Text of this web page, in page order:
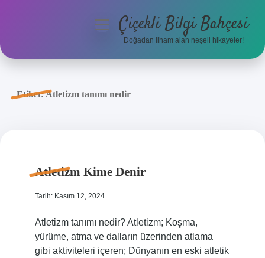
Anasayfa
menüyüÇiçekli Bilgi Bahçesi
Doğadan ilham alan neşeli hikayeler!
Etiket:Atletizm tanımı nedir
Atletizm Kime Denir
Tarih: Kasım 12, 2024
Atletizm tanımı nedir? Atletizm; Koşma,
yürüme, atma ve dalların üzerinden atlama
gibi aktiviteleri içeren; Dünyanın en eski atletik